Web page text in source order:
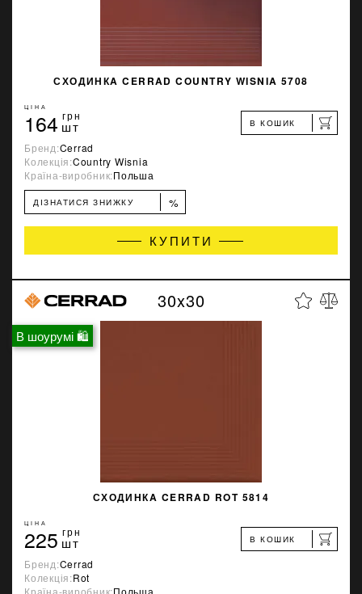
СХОДИНКA CERRAD COUNTRY WISNIA 5708
ЦІНА
164 грн
шт В КОШИК
Бренд:Cerrad
Колекція:Country Wisnia
Країна-виробник:Польша
ДІЗНАТИСЯ ЗНИЖКУ %
КУПИТИ
В шоурумі 🛍
30x30
СХОДИНКA CERRAD ROT 5814
ЦІНА
225 грн
шт В КОШИК
Бренд:Cerrad
Колекція:Rot
Країна-виробник:Польша